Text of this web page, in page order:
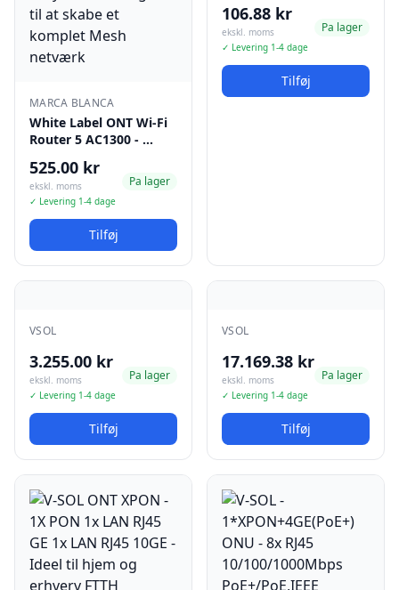
MARCA BLANCA
White Label ONT Wi-Fi
Router 5 AC1300 - …
525.00 kr
ekskl. moms
✓ Levering 1-4 dage
Pa lager
Tilføj
106.88 kr
ekskl. moms
✓ Levering 1-4 dage
Pa lager
Tilføj
VSOL
3.255.00 kr
ekskl. moms
✓ Levering 1-4 dage
Pa lager
Tilføj
VSOL
17.169.38 kr
ekskl. moms
✓ Levering 1-4 dage
Pa lager
Tilføj